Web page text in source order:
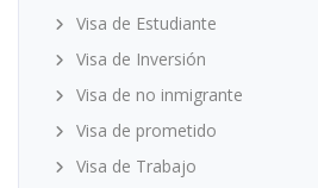
Visa de Estudiante
Visa de Inversión
Visa de no inmigrante
Visa de prometido
Visa de Trabajo